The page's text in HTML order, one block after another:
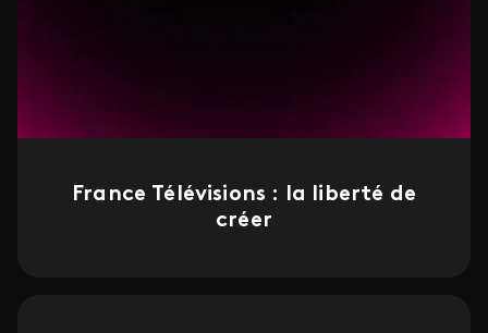
France Télévisions : la liberté de
créer